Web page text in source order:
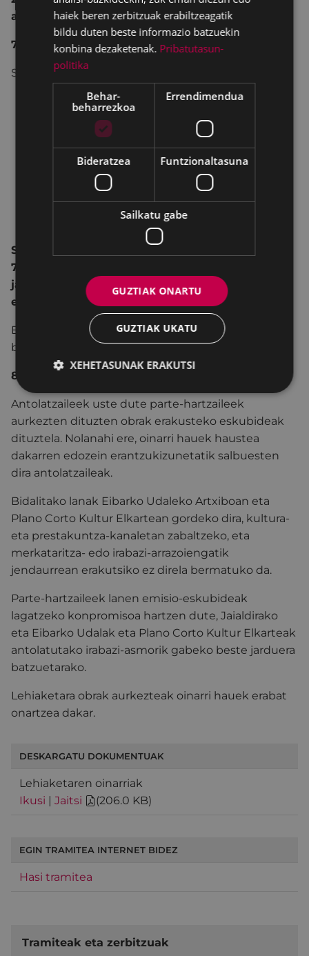
antzokian.
7.- SARIAK
Sariak honako hauek izango dira:
LEHEN SARIA Javier Aguirresarobe (fikzioa):
BIGARREN SARIA Javier Aguirresarobe
(fikzioa): 500 €.
Animaziozko film laburrik onena: 700 €.
Eibarko film laburrik onena: 200 €.
EITB sari berezia: 700 €.
Sarituak zeintzuk izan diren 2026ko azaroaren
7an egingo den amaierako ekitaldian
jakinaraziko da. Derrigorrezkoa izango da egilea
edo haren ordezkariren bat bertan egotea.
Epaimahaiaren ustez lanek nahikoa kalitaterik ez
badute, sariak eman gabe geratuko dira.
8.- OHARRAK
Antolatzaileek uste dute parte-hartzaileek
aurkezten dituzten obrak erakusteko eskubideak
dituztela. Nolanahi ere, oinarri hauek haustea
dakarren edozein erantzukizunetatik salbuesten
dira antolatzaileak.
Bidalitako lanak Eibarko Udaleko Artxiboan eta
Plano Corto Kultur Elkartean gordeko dira, kultura-
eta prestakuntza-kanaletan zabaltzeko, eta
merkataritza- edo irabazi-arrazoiengatik
jendaurrean erakutsiko ez direla bermatuko da.
Parte-hartzaileek lanen emisio-eskubideak
lagatzeko konpromisoa hartzen dute, Jaialdirako
eta Eibarko Udalak eta Plano Corto Kultur Elkarteak
antolatutako irabazi-asmorik gabeko beste jarduera
batzuetarako.
Lehiaketara obrak aurkezteak oinarri hauek erabat
onartzea dakar.
DESKARGATU DOKUMENTUAK
Lehiaketaren oinarriak
Ikusi | Jaitsi (206.0 KB)
EGIN TRAMITEA INTERNET BIDEZ
Hasi tramitea
Tramiteak eta zerbitzuak
haiek beren zerbitzuak erabiltzeagatik
bildu duten beste informazio batzuekin
konbina dezaketenak. Pribatutasun-
politika
Behar-
beharrezkoa
Errendimendua
Bideratzea Funtzionaltasuna
Sailkatu gabe
GUZTIAK ONARTU
GUZTIAK UKATU
XEHETASUNAK ERAKUTSI